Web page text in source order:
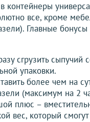
контейнеры
все, кроме
Главные
сгрузить сыпучий
упаковки.
более чем на
(максимум на 2
плюс –
вес, который